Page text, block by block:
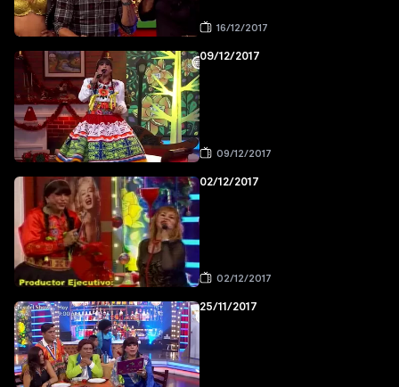
16/12/2017
09/12/2017
09/12/2017
02/12/2017
02/12/2017
25/11/2017